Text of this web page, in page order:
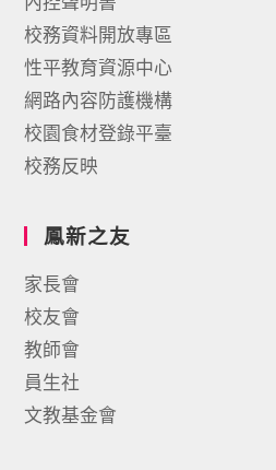
校務資料開放專區
性平教育資源中心
網路內容防護機構
校園食材登錄平臺
校務反映
鳳新之友
家長會
校友會
教師會
員生社
文教基金會